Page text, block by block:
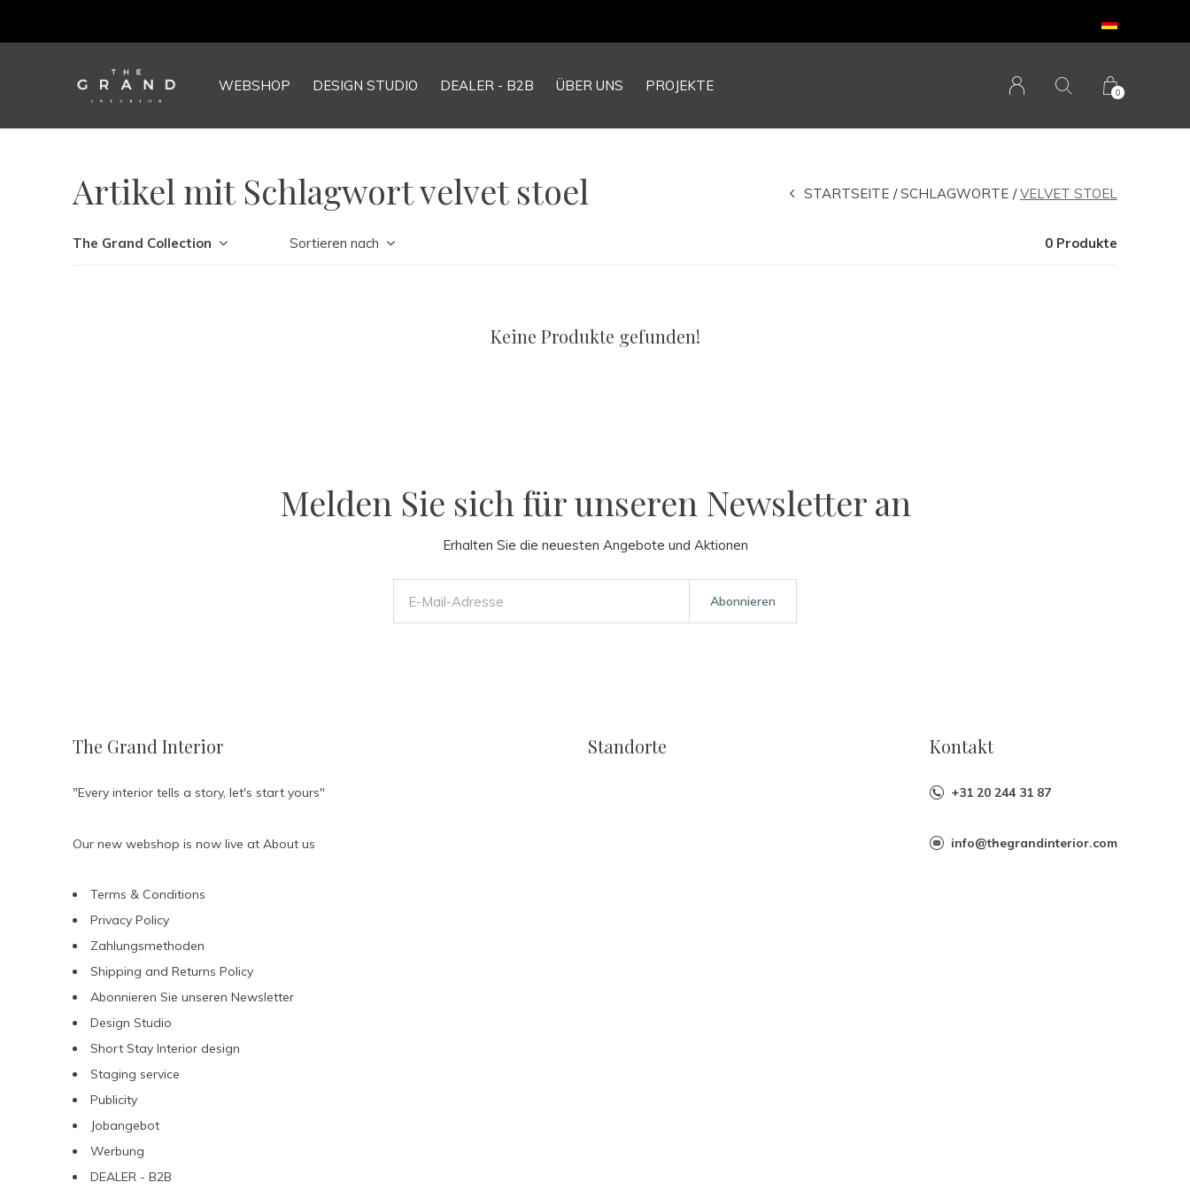
WEBSHOP DESIGN STUDIO DEALER - B2B ÜBER UNS PROJEKTE 0
Artikel mit Schlagwort velvet stoel STARTSEITE SCHLAGWORTE VELVET STOEL
The Grand Collection Sortieren nach 0 Produkte
Keine Produkte gefunden!
Melden Sie sich für unseren Newsletter an
Erhalten Sie die neuesten Angebote und Aktionen
Abonnieren
The Grand Interior
"Every interior tells a story, let's start yours"
Our new webshop is now live at About us
Terms & Conditions
Privacy Policy
Zahlungsmethoden
Shipping and Returns Policy
Abonnieren Sie unseren Newsletter
Design Studio
Short Stay Interior design
Staging service
Publicity
Jobangebot
Werbung
DEALER - B2B
Standorte Kontakt
+31 20 244 31 87
info@thegrandinterior.com